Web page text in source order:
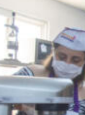
VALİ KÖŞGER